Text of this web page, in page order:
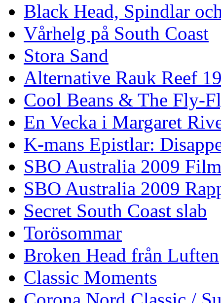
Black Head, Spindlar
Vårhelg på South Coast
Stora Sand
Alternative Rauk Reef
Cool Beans & The Fly-
En Vecka i Margaret
K-mans Epistlar:
SBO Australia 2009 Film
SBO Australia 2009
Secret South Coast slab
Torösommar
Broken Head från Luften
Classic Moments